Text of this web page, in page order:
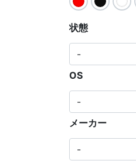
状態
OS
メーカー